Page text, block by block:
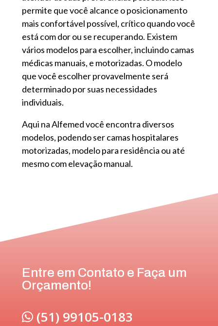
permite que você alcance o posicionamento
mais confortável possível, crítico quando você
está com dor ou se recuperando. Existem
vários modelos para escolher, incluindo camas
médicas manuais, e motorizadas. O modelo
que você escolher provavelmente será
determinado por suas necessidades
individuais.
Aqui na Alfemed você encontra diversos
modelos, podendo ser camas hospitalares
motorizadas, modelo para residência ou até
mesmo com elevação manual.
Entre em Contato e Faça um
Orçamento!
(51) 99105-0183